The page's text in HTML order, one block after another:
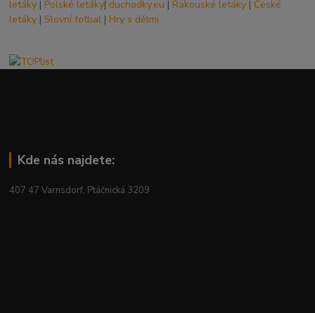
letáky | Polské letáky| duchodky.eu | Rakouské letáky | České
letáky | Slovní fotbal | Hry s dětmi
Kde nás najdete:
407 47 Varnsdorf, Ptáčnická 3209